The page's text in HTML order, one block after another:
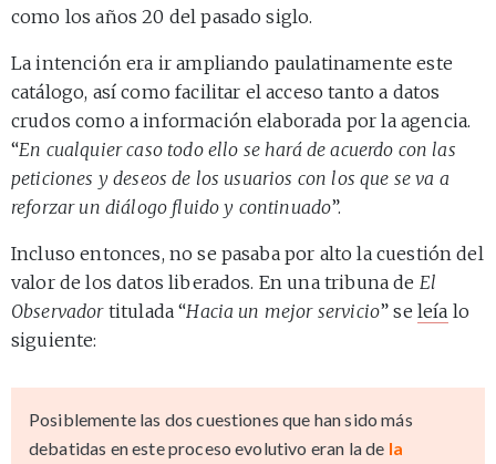
como los años 20 del pasado siglo.
La intención era ir ampliando paulatinamente este
catálogo, así como facilitar el acceso tanto a datos
crudos como a información elaborada por la agencia.
“En cualquier caso todo ello se hará de acuerdo con las
peticiones y deseos de los usuarios con los que se va a
reforzar un diálogo fluido y continuado”.
Incluso entonces, no se pasaba por alto la cuestión del
valor de los datos liberados. En una tribuna de El
Observadortitulada “Hacia un mejor servicio” se leía lo
siguiente:
Posiblemente las dos cuestiones que han sido más
debatidas en este proceso evolutivo eran la de la